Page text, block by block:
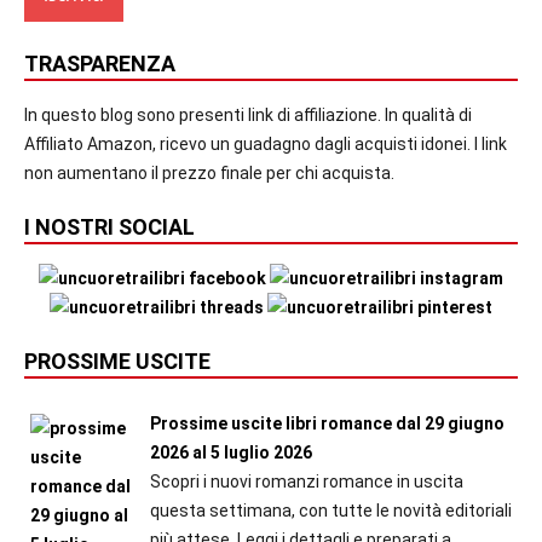
TRASPARENZA
In questo blog sono presenti link di affiliazione. In qualità di
Affiliato Amazon, ricevo un guadagno dagli acquisti idonei. I link
non aumentano il prezzo finale per chi acquista.
I NOSTRI SOCIAL
PROSSIME USCITE
Prossime uscite libri romance dal 29 giugno
2026 al 5 luglio 2026
Scopri i nuovi romanzi romance in uscita
questa settimana, con tutte le novità editoriali